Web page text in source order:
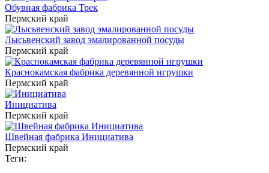
Обувная фабрика Трек
Пермский край
Лысьвенский завод эмалированной посуды
Пермский край
Краснокамская фабрика деревянной игрушки
Пермский край
Инициатива
Пермский край
Швейная фабрика Инициатива
Пермский край
Теги: